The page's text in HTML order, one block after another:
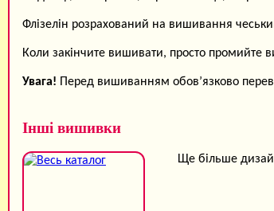
Флізелін розрахований на вишивання
Коли закінчите вишивати, просто
Увага! Перед вишиванням обов’язково
Інші вишивки
Ще більше